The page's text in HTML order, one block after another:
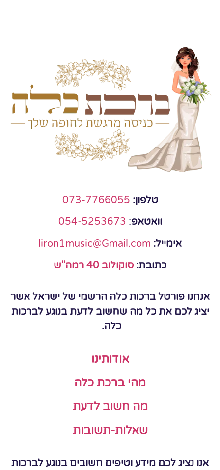
טלפון: 073-7766055
וואטאפ:
054-5253673
אימייל: liron1music@Gmail.com
כתובת: סוקולוב 40 רמה"ש
אנחנו פורטל ברכות כלה הרשמי של ישראל אשר
יציג לכם את כל מה שחשוב לדעת בנוגע לברכות
כלה.
אודותינו
מהי ברכת כלה
מה חשוב לדעת
שאלות-תשובות
אנו נציג לכם מידע וטיפים חשובים בנוגע לברכות